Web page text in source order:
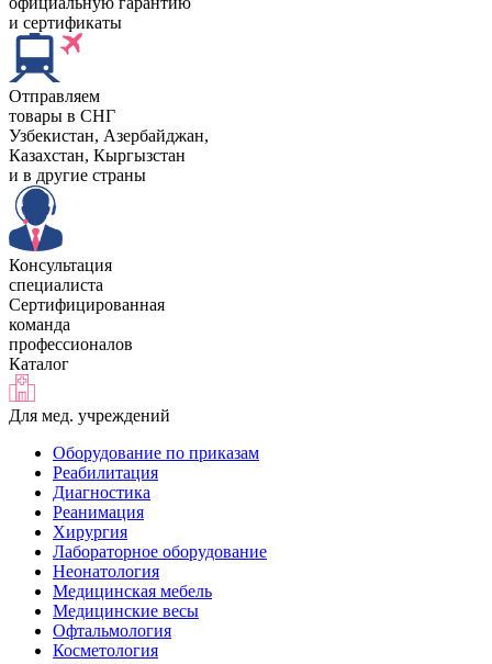
и сертификаты
Отправляем
товары в СНГ
Узбекистан, Aзербайджан,
Казахстан, Кыргызстан
и в другие страны
Консультация
специалиста
Сертифицированная
команда
профессионалов
Каталог
Для мед. учреждений
Оборудование по приказам
Реабилитация
Диагностика
Реанимация
Хирургия
Лабораторное оборудование
Неонатология
Медицинская мебель
Медицинские весы
Офтальмология
Косметология